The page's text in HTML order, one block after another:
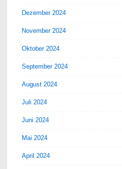
Dezember 2024
November 2024
Oktober 2024
September 2024
August 2024
Juli 2024
Juni 2024
Mai 2024
April 2024